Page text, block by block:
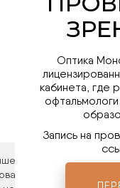
работы сайта.
файлов cookies.
Оптика
кабинета, где
Запись на